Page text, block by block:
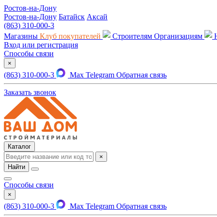
Ростов-на-Дону
Ростов-на-Дону Батайск Аксай
(863) 310-000-3
Магазины Клуб покупателей Строителям Организациям
Вход или регистрация
Способы связи
×
(863) 310-000-3 Max Telegram Обратная связь
Заказать звонок
Каталог
×
Найти
Способы связи
×
(863) 310-000-3 Max Telegram Обратная связь